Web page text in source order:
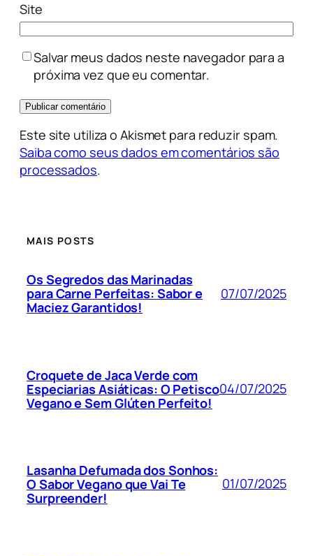
Site
Salvar meus dados neste navegador para a
próxima vez que eu comentar.
Este site utiliza o Akismet para reduzir spam.
Saiba como seus dados em comentários são
processados.
MAIS POSTS
Os Segredos das Marinadas
para Carne Perfeitas: Sabor e
Maciez Garantidos!
07/07/2025
Croquete de Jaca Verde com
Especiarias Asiáticas: O Petisco
Vegano e Sem Glúten Perfeito!
04/07/2025
Lasanha Defumada dos Sonhos:
O Sabor Vegano que Vai Te
Surpreender!
01/07/2025